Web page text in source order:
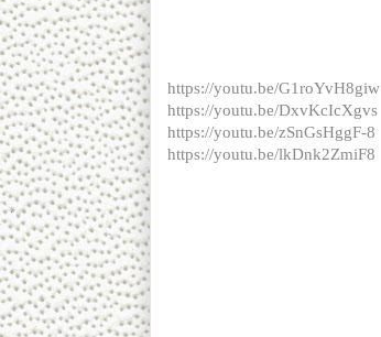
https://youtu.be/G1roYvH8giw
https://youtu.be/DxvKcIcXgvs
https://youtu.be/zSnGsHggF-8
https://youtu.be/lkDnk2ZmiF8